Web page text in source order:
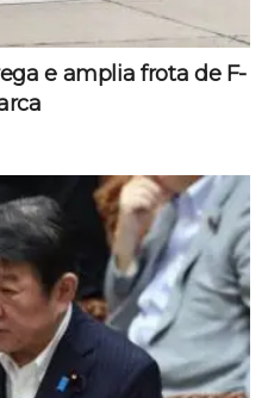
e amplia frota de F-